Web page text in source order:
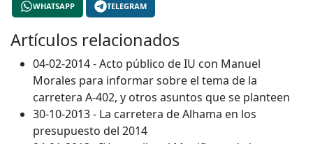
WHATSAPP TELEGRAM
Artículos relacionados
04-02-2014 - Acto público de IU con Manuel
Morales para informar sobre el tema de la
carretera A-402, y otros asuntos que se planteen
30-10-2013 - La carretera de Alhama en los
presupuesto del 2014